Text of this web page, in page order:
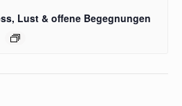
Lust & offene Begegnungen